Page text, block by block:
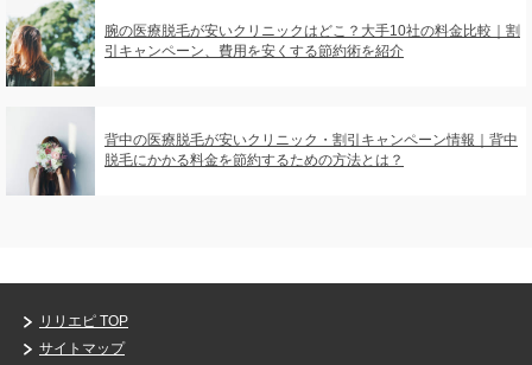
腕の医療脱毛が安いクリニックはどこ？大手10社の料金比較｜割
引キャンペーン、費用を安くする節約術を紹介
背中の医療脱毛が安いクリニック・割引キャンペーン情報｜背中
脱毛にかかる料金を節約するための方法とは？
リリエピ TOP
サイトマップ